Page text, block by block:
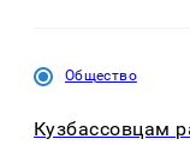
Общество
Кузбассовцам